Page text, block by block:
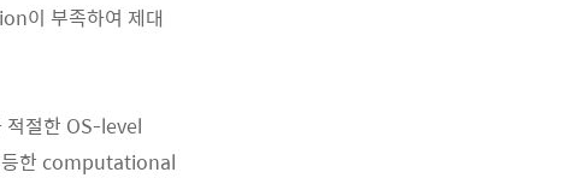
이 부족하여 제대
절한 OS-level
등한 computational